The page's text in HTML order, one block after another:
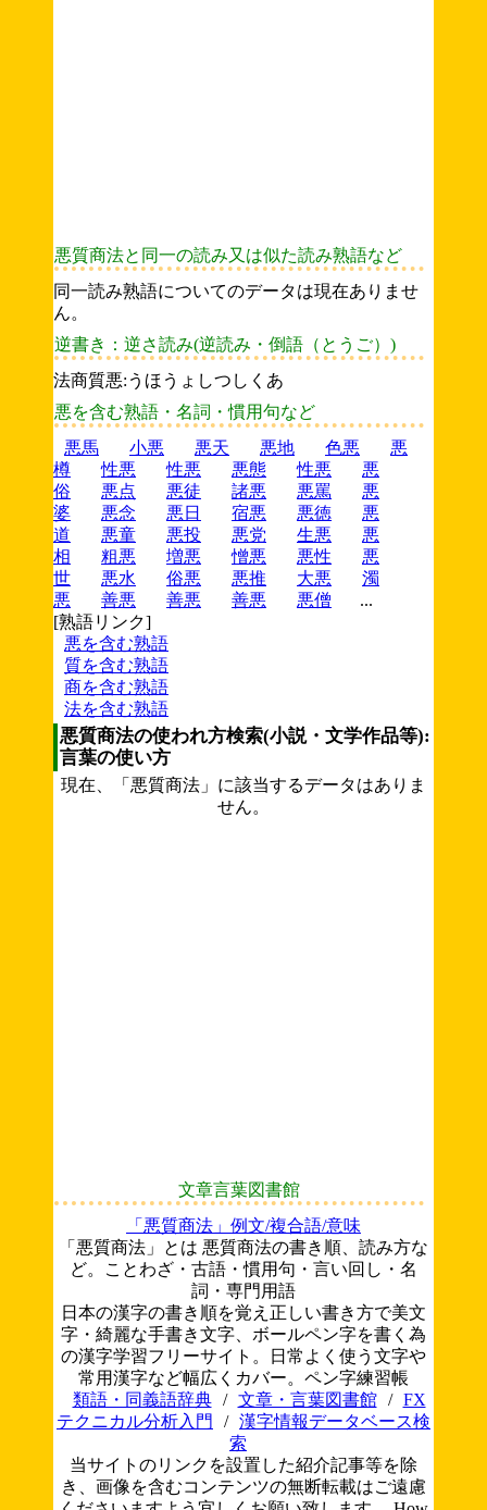
悪質商法と同一の読み又は似た読み熟語など
同一読み熟語についてのデータは現在ありませ
ん。
逆書き：逆さ読み(逆読み・倒語（とうご）)
法商質悪:うほうょしつしくあ
悪を含む熟語・名詞・慣用句など
悪馬
小悪 悪天 悪地 色悪
悪
樽
性悪 性悪 悪態 性悪
悪
俗
悪点 悪徒 諸悪 悪罵
悪
婆
悪念 悪日 宿悪 悪徳
悪
道
悪童 悪投 悪党 生悪
悪
相
粗悪 増悪 憎悪 悪性
悪
世
悪水 俗悪 悪推 大悪
濁
悪
善悪 善悪 善悪 悪僧
...
[熟語リンク]
悪を含む熟語
質を含む熟語
商を含む熟語
法を含む熟語
悪質商法の使われ方検索(小説・文学作品等):
言葉の使い方
現在、「悪質商法」に該当するデータはありま
せん。
文章言葉図書館
「悪質商法」例文/複合語/意味
「悪質商法」とは 悪質商法の書き順、読み方な
ど。ことわざ・古語・慣用句・言い回し・名
詞・専門用語
日本の漢字の書き順を覚え正しい書き方で美文
字・綺麗な手書き文字、ボールペン字を書く為
の漢字学習フリーサイト。日常よく使う文字や
常用漢字など幅広くカバー。ペン字練習帳
類語・同義語辞典
/ 文章・言葉図書館 /
FX
テクニカル分析入門
/ 漢字情報データベース検
索
当サイトのリンクを設置した紹介記事等を除
き、画像を含むコンテンツの無断転載はご遠慮